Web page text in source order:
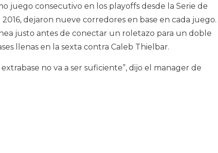
juego consecutivo en los playoffs desde la Serie de
dejaron nueve corredores en base en cada juego.
justo antes de conectar un roletazo para un doble
llenas en la sexta contra Caleb Thielbar.
no va a ser suficiente”, dijo el manager de